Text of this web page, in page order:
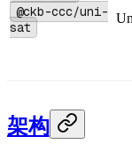
@ckb-ccc/uni-
sat
架构